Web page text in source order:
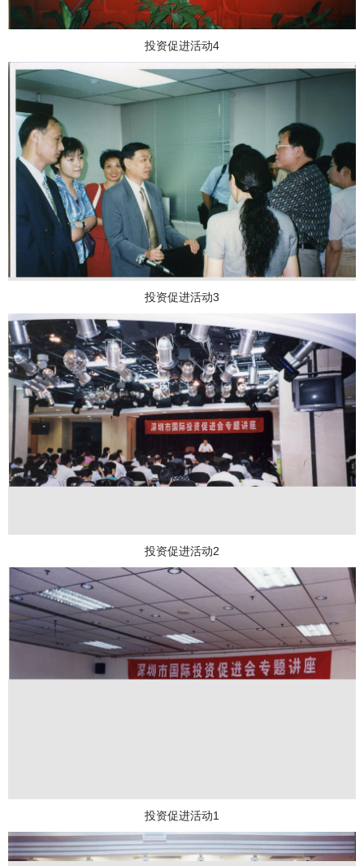
投资促进活动4
投资促进活动3
投资促进活动2
投资促进活动1